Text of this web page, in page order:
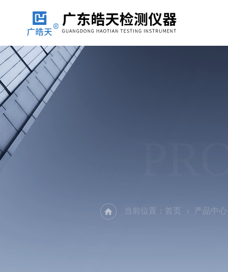
当前位置： 首页 产品中心